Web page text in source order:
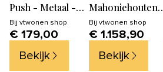
Push - Metaal -
Antique Brass -
86x67x35
Bij vtwonen shop
€ 179,00
Bekijk
Mahoniehouten
tv-meubel 155 cm -
Naturel
Bij vtwonen shop
€ 1.158,90
Bekijk